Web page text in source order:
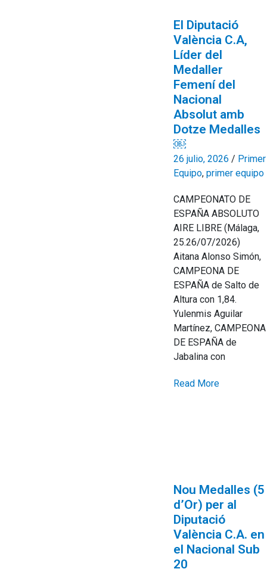
El Diputació
València C.A,
Líder del
Medaller
Femení del
Nacional
Absolut amb
Dotze Medalles
￼
26 julio, 2026 / Primer
Equipo,primer equipo
CAMPEONATO DE
ESPAÑA ABSOLUTO
AIRE LIBRE (Málaga,
25.26/07/2026)
Aitana Alonso Simón,
CAMPEONA DE
ESPAÑA de Salto de
Altura con 1,84.
Yulenmis Aguilar
Martínez, CAMPEONA
DE ESPAÑA de
Jabalina con
Read More
Nou Medalles (5
d’Or) per al
Diputació
València C.A. en
el Nacional Sub
20